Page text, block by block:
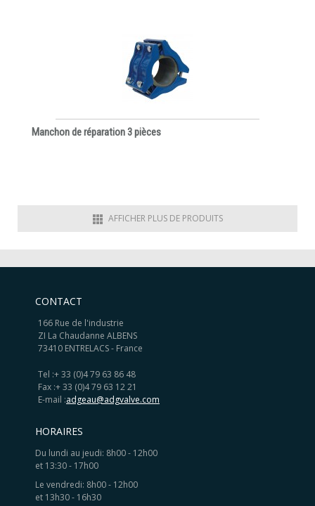
Manchon de réparation 3 pièces
AFFICHER PLUS DE PRODUITS
CONTACT
166 Rue de l'industrie
ZI La Chaudanne ALBENS
73410 ENTRELACS - France
Tel :+ 33 (0)4 79 63 86 48
Fax :+ 33 (0)4 79 63 12 21
E-mail :adgeau@adgvalve.com
HORAIRES
Du lundi au jeudi: 8h00 - 12h00
et 13:30 - 17h00
Le vendredi: 8h00 - 12h00
et 13h30 - 16h30